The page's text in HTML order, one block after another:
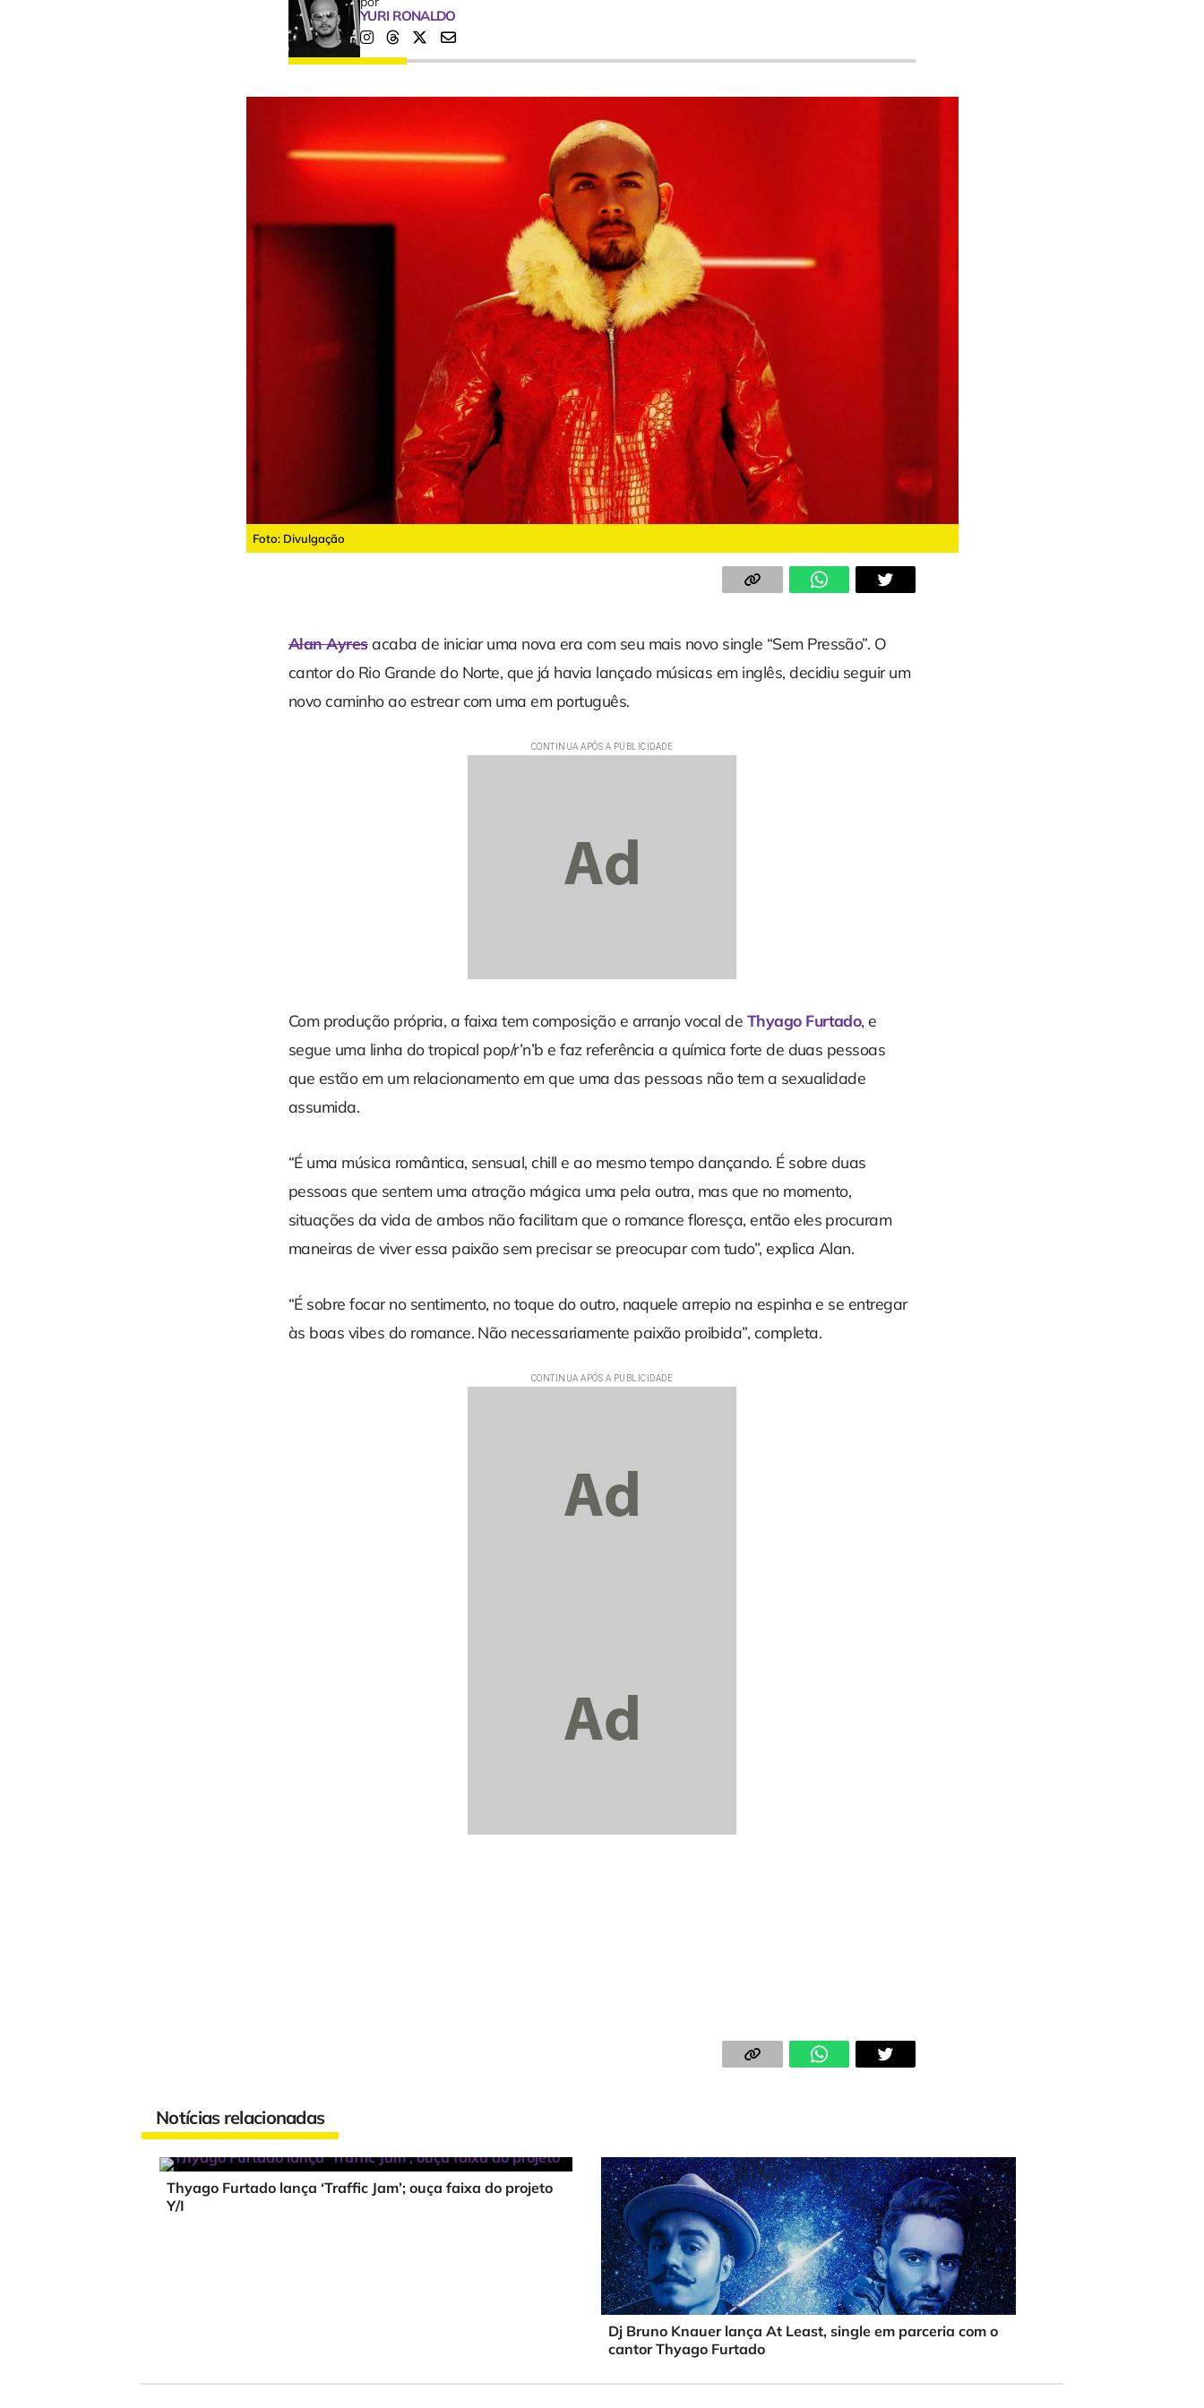
YURI RONALDO
Foto: Divulgação
Alan Ayresacaba de iniciar uma nova era com seu mais novo single “Sem Pressão”. O
cantor do Rio Grande do Norte, que já havia lançado músicas em inglês, decidiu seguir um
novo caminho ao estrear com uma em português.
Com produção própria, a faixa tem composição e arranjo vocal de Thyago Furtado, e
segue uma linha do tropical pop/r’n’b e faz referência a química forte de duas pessoas
que estão em um relacionamento em que uma das pessoas não tem a sexualidade
assumida.
“É uma música romântica, sensual, chill e ao mesmo tempo dançando. É sobre duas
pessoas que sentem uma atração mágica uma pela outra, mas que no momento,
situações da vida de ambos não facilitam que o romance floresça, então eles procuram
maneiras de viver essa paixão sem precisar se preocupar com tudo”, explica Alan.
“É sobre focar no sentimento, no toque do outro, naquele arrepio na espinha e se entregar
às boas vibes do romance. Não necessariamente paixão proibida”, completa.
Notícias relacionadas
Thyago Furtado lança ‘Traffic Jam’; ouça faixa do projeto
Y/I
Dj Bruno Knauer lança At Least, single em parceria com o
cantor Thyago Furtado